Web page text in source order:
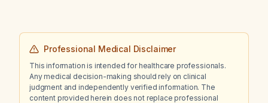
Professional Medical Disclaimer
This information is intended for healthcare professionals.
Any medical decision-making should rely on clinical
judgment and independently verified information. The
content provided herein does not replace professional